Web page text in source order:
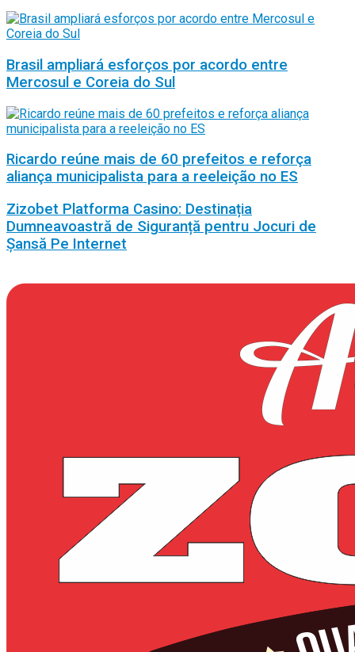
Brasil ampliará esforços por acordo entre
Mercosul e Coreia do Sul
Ricardo reúne mais de 60 prefeitos e reforça
aliança municipalista para a reeleição no ES
Zizobet Platforma Casino: Destinația
Dumneavoastră de Siguranță pentru Jocuri de
Șansă Pe Internet